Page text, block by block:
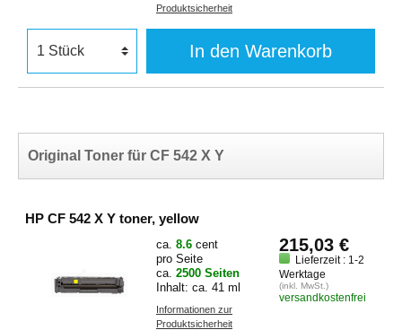
Produktsicherheit
In den Warenkorb
Original Toner für CF 542 X Y
HP CF 542 X Y toner, yellow
ca. 8.6 cent
pro Seite
ca. 2500 Seiten
Inhalt: ca. 41 ml
Informationen zur
Produktsicherheit
215,03 €
Lieferzeit : 1-2
Werktage
(inkl. MwSt.)
versandkostenfrei